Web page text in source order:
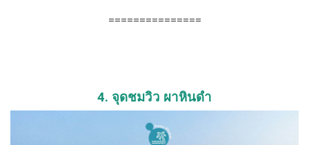
===============
4. จุดชมวิว ผาหินดํา